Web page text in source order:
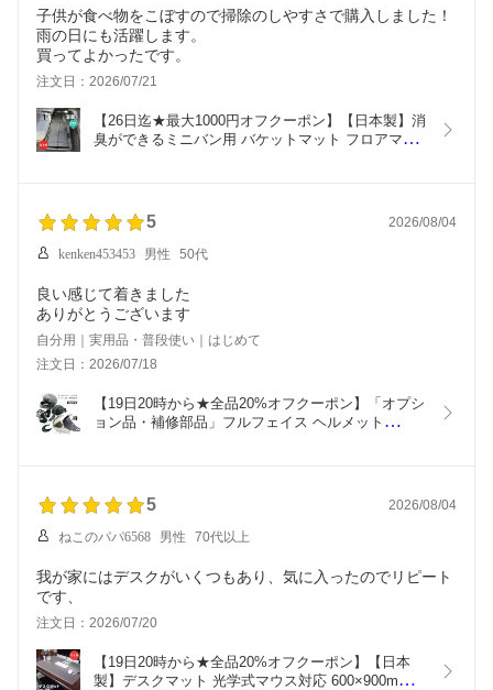
子供が食べ物をこぼすので掃除のしやすさで購入しました！
雨の日にも活躍します。
買ってよかったです。
注文日：2026/07/21
【26日迄★最大1000円オフクーポン】【日本製】消
臭ができるミニバン用 バケットマット フロアマッ
5 2026/08/04
kenken453453 男性 50代
良い感じて着きました
ありがとうございます
自分用｜実用品・普段使い｜はじめて
注文日：2026/07/18
【19日20時から★全品20%オフクーポン】「オプシ
ョン品・補修部品」フルフェイス ヘルメット
5 2026/08/04
ねこのパパ6568 男性 70代以上
我が家にはデスクがいくつもあり、気に入ったのでリピート
です、
注文日：2026/07/20
【19日20時から★全品20%オフクーポン】【日本
製】デスクマット 光学式マウス対応 600×900mm